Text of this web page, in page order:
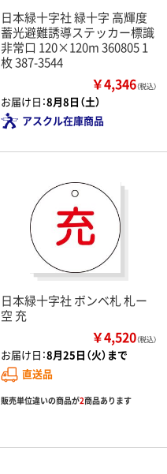
日本緑十字社 緑十字 高輝度
蓄光避難誘導ステッカー標識
非常口 120×120m 360805 1
枚 387-3544
￥4,346（税込）
お届け日：8月8日（土）
アスクル在庫商品
日本緑十字社 ボンベ札 札ー
空 充
￥4,520（税込）
お届け日：8月25日（火）まで
直送品
販売単位違いの商品が2商品あります